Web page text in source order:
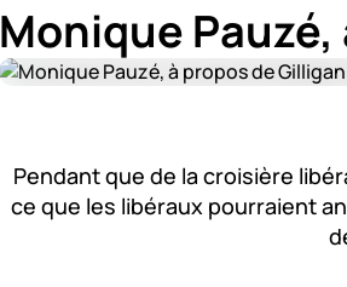
Monique
Pendant que de la croisière
ce que les libéraux pourraient